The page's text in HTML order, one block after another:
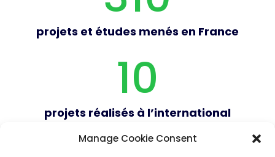
Manage Cookie Consent
projets et études menés en France
10
projets réalisés à l’international